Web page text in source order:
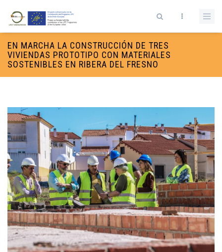
Formulario de búsqueda
EN MARCHA LA CONSTRUCCIÓN DE TRES
VIVIENDAS PROTOTIPO CON MATERIALES
SOSTENIBLES EN RIBERA DEL FRESNO